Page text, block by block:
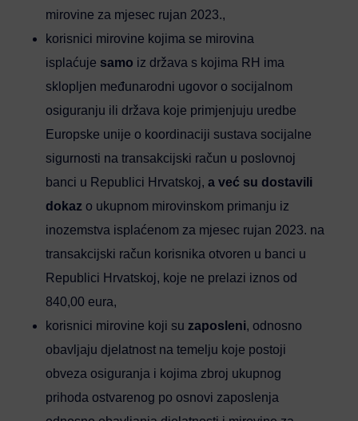
mirovine za mjesec rujan 2023.,
korisnici mirovine kojima se mirovina
isplaćuje samo iz država s kojima RH ima
sklopljen međunarodni ugovor o socijalnom
osiguranju ili država koje primjenjuju uredbe
Europske unije o koordinaciji sustava socijalne
sigurnosti na transakcijski račun u poslovnoj
banci u Republici Hrvatskoj, a već su dostavili
dokaz o ukupnom mirovinskom primanju iz
inozemstva isplaćenom za mjesec rujan 2023. na
transakcijski račun korisnika otvoren u banci u
Republici Hrvatskoj, koje ne prelazi iznos od
840,00 eura,
korisnici mirovine koji su zaposleni, odnosno
obavljaju djelatnost na temelju koje postoji
obveza osiguranja i kojima zbroj ukupnog
prihoda ostvarenog po osnovi zaposlenja